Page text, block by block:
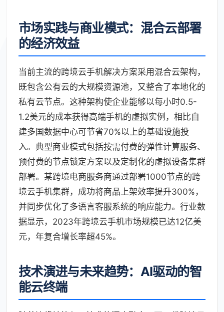
市场实践与商业模式：混合云部署
的经济效益
当前主流的跨境云手机解决方案采用混合云架构，
既包含公有云的大规模资源池，又整合了本地化的
私有云节点。这种架构使企业能够以每小时0.5-
1.2美元的成本获得高端手机的虚拟实例，相比自
建多国数据中心可节省70%以上的基础设施投
入。典型商业模式包括按需付费的弹性计算服务、
预付费的节点锁定方案以及定制化的虚拟设备集群
部署。某跨境电商服务商通过部署1000节点的跨
境云手机集群，成功将商品上架效率提升300%，
并同步优化了多语言客服系统的响应能力。行业数
据显示，2023年跨境云手机市场规模已达12亿美
元，年复合增长率超45%。
技术演进与未来趋势：AI驱动的智
能云终端